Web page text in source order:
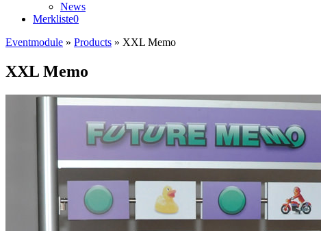
News
Merkliste0
Eventmodule » Products » XXL Memo
XXL Memo